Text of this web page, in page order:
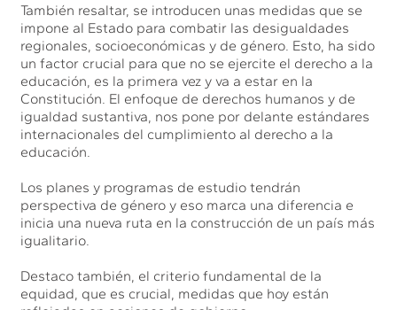
También resaltar, se introducen unas medidas que se
impone al Estado para combatir las desigualdades
regionales, socioeconómicas y de género. Esto, ha sido
un factor crucial para que no se ejercite el derecho a la
educación, es la primera vez y va a estar en la
Constitución. El enfoque de derechos humanos y de
igualdad sustantiva, nos pone por delante estándares
internacionales del cumplimiento al derecho a la
educación.
Los planes y programas de estudio tendrán
perspectiva de género y eso marca una diferencia e
inicia una nueva ruta en la construcción de un país más
igualitario.
Destaco también, el criterio fundamental de la
equidad, que es crucial, medidas que hoy están